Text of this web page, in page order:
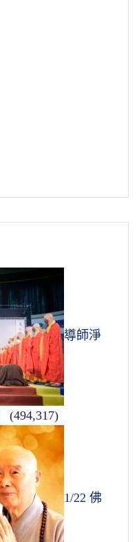
導師淨
(494,317)
1/22 佛